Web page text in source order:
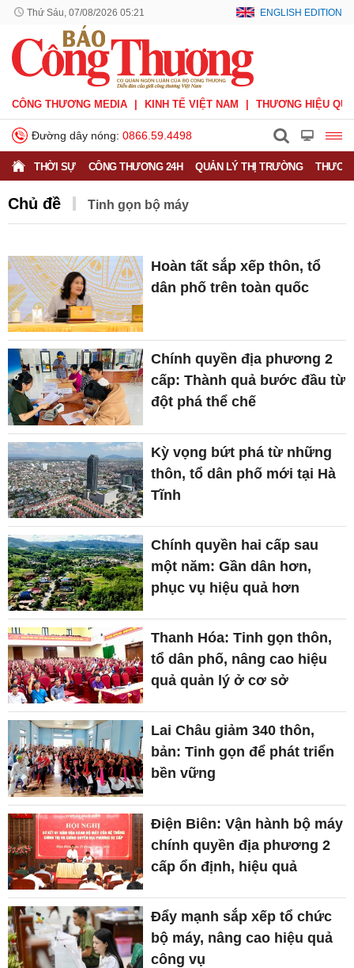
Thứ Sáu, 07/08/2026 05:21 ENGLISH EDITION
CÔNG THƯƠNG MEDIA KINH TẾ VIỆT NAM THƯƠNG HIỆU
Đường dây nóng: 0866.59.4498
THỜI SỰ CÔNG THƯƠNG 24H QUẢN LÝ THỊ TRƯỜNG
Chủ đề Tinh gọn bộ máy
Hoàn tất sắp xếp thôn, tổ
dân phố trên toàn quốc
Chính quyền địa phương 2
cấp: Thành quả bước đầu từ
đột phá thể chế
Kỳ vọng bứt phá từ những
thôn, tổ dân phố mới tại Hà
Tĩnh
Chính quyền hai cấp sau
một năm: Gần dân hơn,
phục vụ hiệu quả hơn
Thanh Hóa: Tinh gọn thôn,
tổ dân phố, nâng cao hiệu
quả quản lý ở cơ sở
Lai Châu giảm 340 thôn,
bản: Tinh gọn để phát triển
bền vững
Điện Biên: Vận hành bộ máy
chính quyền địa phương 2
cấp ổn định, hiệu quả
Đẩy mạnh sắp xếp tổ chức
bộ máy, nâng cao hiệu quả
công vụ